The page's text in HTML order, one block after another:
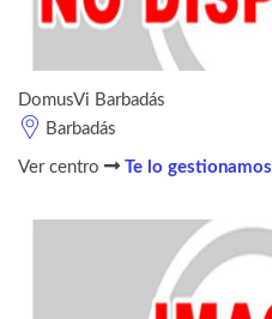
DomusVi Barbadás
Barbadás
Ver centro Te lo gestionamos